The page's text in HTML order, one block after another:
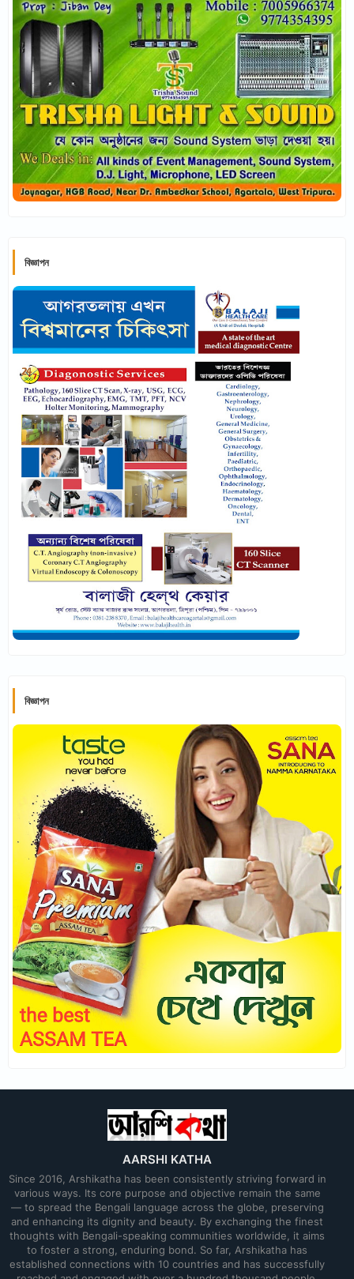
বিজ্ঞাপন
বিজ্ঞাপন
AARSHI KATHA
Since 2016, Arshikatha has been consistently striving forward in
various ways. Its core purpose and objective remain the same
— to spread the Bengali language across the globe, preserving
and enhancing its dignity and beauty. By exchanging the finest
thoughts with Bengali-speaking communities worldwide, it aims
to foster a strong, enduring bond. So far, Arshikatha has
established connections with 10 countries and has successfully